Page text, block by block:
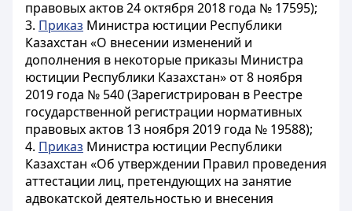
правовых актов 24 октября 2018 года № 17595);
3. Приказ Министра юстиции Республики
Казахстан «О внесении изменений и
дополнения в некоторые приказы Министра
юстиции Республики Казахстан» от 8 ноября
2019 года № 540 (Зарегистрирован в Реестре
государственной регистрации нормативных
правовых актов 13 ноября 2019 года № 19588);
4. Приказ Министра юстиции Республики
Казахстан «Об утверждении Правил проведения
аттестации лиц, претендующих на занятие
адвокатской деятельностью и внесения